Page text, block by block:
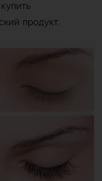
продукт.